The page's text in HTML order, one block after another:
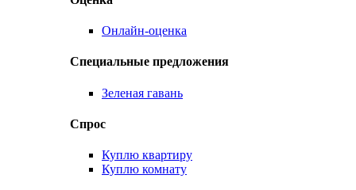
Онлайн-оценка
Специальные предложения
Зеленая гавань
Спрос
Куплю квартиру
Куплю комнату